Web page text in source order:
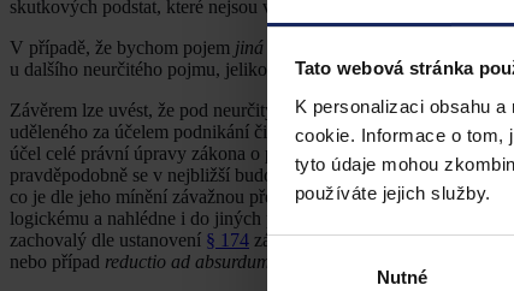
Tato webová stránka
K personalizaci obsahu
cookie. Informace o tom,
tyto údaje mohou
používáte jejich služby.
Výběr
Nutné
skutkových podstat, které nejsou v zákoně nijak upraveny a
V případě, že bychom pojem jiná závažná překážka
u dalšího neurčitého pojmu, jelikož vyvstává otázka, co je zájmem
Závěrem lze uvést, že pod neurčitý právní pojemjiná závažná
uděleného za účelem podnikání či zaměstnání nebo studia. Ujiné
účel celé právní úpravy zákona o pobytu cizinců. Jedná se o
pravděpodobně se v nejbližší budoucnosti tak ani nestane.
co je dle jeho mínění závažnou překážkou, a tato není uvedena
logickému a nahlédne i do jiných právních odvětví (
zachovalý dle ustanovení § 174 zákona o pobytu cizinců, není
nebo případ reductio ad absurdum